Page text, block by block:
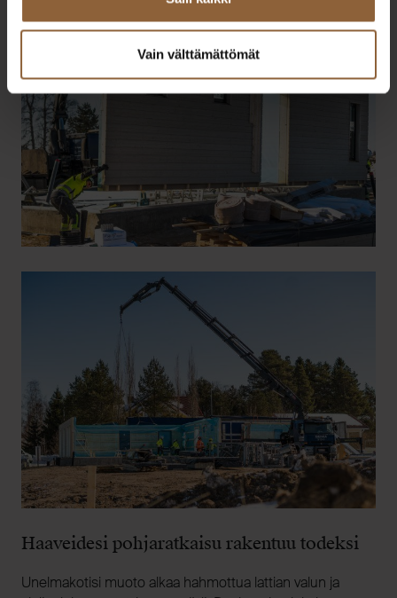
Vain välttämättömät
Haaveidesi pohjaratkaisu rakentuu todeksi
Unelmakotisi muoto alkaa hahmottua lattian valun ja